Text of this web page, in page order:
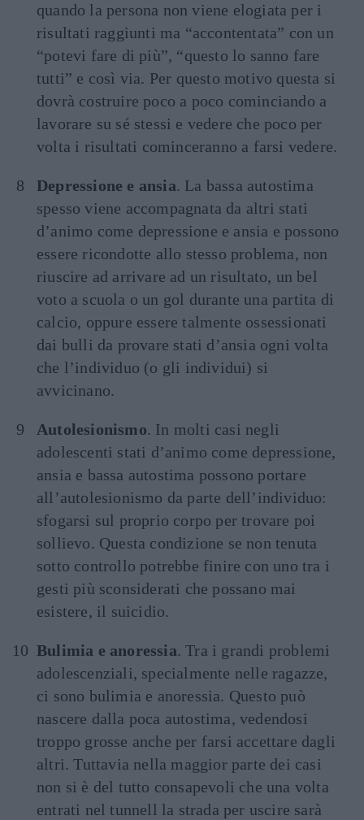
quando la persona non viene elogiata per i
risultati raggiunti ma “accontentata” con un
“potevi fare di più”, “questo lo sanno fare
tutti” e così via. Per questo motivo questa si
dovrà costruire poco a poco cominciando a
lavorare su sé stessi e vedere che poco per
volta i risultati cominceranno a farsi vedere.
Depressione e ansia. La bassa autostima
spesso viene accompagnata da altri stati
d’animo come depressione e ansia e possono
essere ricondotte allo stesso problema, non
riuscire ad arrivare ad un risultato, un bel
voto a scuola o un gol durante una partita di
calcio, oppure essere talmente ossessionati
dai bulli da provare stati d’ansia ogni volta
che l’individuo (o gli individui) si
avvicinano.
Autolesionismo. In molti casi negli
adolescenti stati d’animo come depressione,
ansia e bassa autostima possono portare
all’autolesionismo da parte dell’individuo:
sfogarsi sul proprio corpo per trovare poi
sollievo. Questa condizione se non tenuta
sotto controllo potrebbe finire con uno tra i
gesti più sconsiderati che possano mai
esistere, il suicidio.
Bulimia e anoressia. Tra i grandi problemi
adolescenziali, specialmente nelle ragazze,
ci sono bulimia e anoressia. Questo può
nascere dalla poca autostima, vedendosi
troppo grosse anche per farsi accettare dagli
altri. Tuttavia nella maggior parte dei casi
non si è del tutto consapevoli che una volta
entrati nel tunnell la strada per uscire sarà